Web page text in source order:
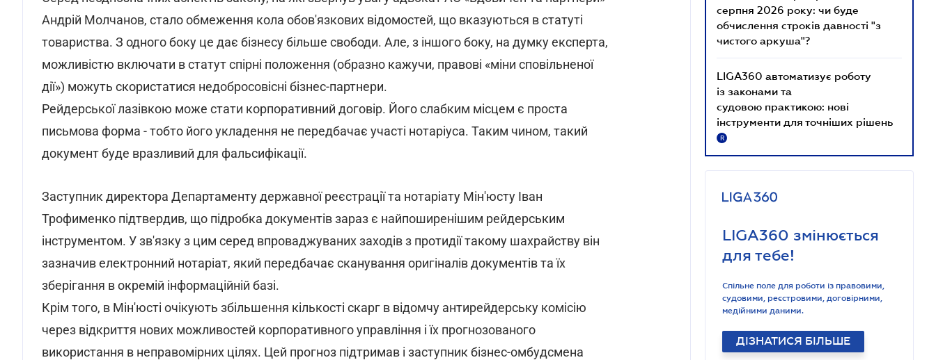
Андрій Молчанов, стало обмеження кола обов'язкових відомостей, що вказуються в статуті
товариства. З одного боку це дає бізнесу більше свободи. Але, з іншого боку, на думку експерта,
можливістю включати в статут спірні положення (образно кажучи, правові «міни сповільненої
дії») можуть скористатися недобросовісні бізнес-партнери.
Рейдерської лазівкою може стати корпоративний договір. Його слабким місцем є проста
письмова форма - тобто його укладення не передбачає участі нотаріуса. Таким чином, такий
документ буде вразливий для фальсифікації.
Заступник директора Департаменту державної реєстрації та нотаріату Мін'юсту Іван
Трофименко підтвердив, що підробка документів зараз є найпоширенішим рейдерським
інструментом. У зв'язку з цим серед впроваджуваних заходів з протидії такому шахрайству він
зазначив електронний нотаріат, який передбачає сканування оригіналів документів та їх
зберігання в окремій інформаційній базі.
Крім того, в Мін'юсті очікують збільшення кількості скарг в відомчу антирейдерську комісію
через відкриття нових можливостей корпоративного управління і їх прогнозованого
використання в неправомірних цілях. Цей прогноз підтримав і заступник бізнес-омбудсмена
серпня 2026 року: чи буде
обчислення строків давності "з
чистого аркуша"?
LIGA360 автоматизує роботу
із законами та
судовою практикою: нові
інструменти для точніших рішень
R
LIGA360 змінюється
для тебе!
Спільне поле для роботи із правовими,
судовими, реєстровими, договірними,
медійними даними.
ДІЗНАТИСЯ БІЛЬШЕ